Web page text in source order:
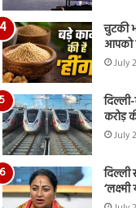
चुटकी
आपको
July
दिल्ली-
करोड़
July
दिल्ली